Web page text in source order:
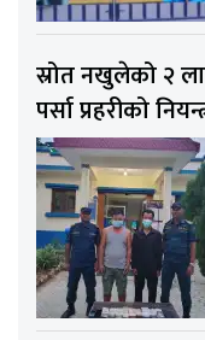
स्रोत नखुलेको २
पर्सा प्रहरीको